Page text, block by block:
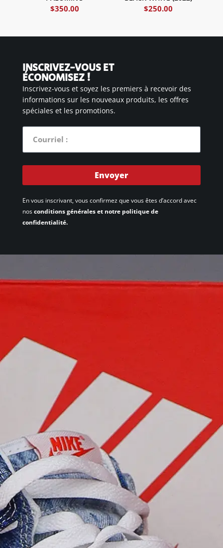
$350.00 $250.00
INSCRIVEZ-VOUS ET
ÉCONOMISEZ !
Inscrivez-vous et soyez les premiers à recevoir des
informations sur les nouveaux produits, les offres
spéciales et les promotions.
Envoyer
En vous inscrivant, vous confirmez que vous êtes d’accord avec
nosconditions générales et notre politique de
confidentialité.